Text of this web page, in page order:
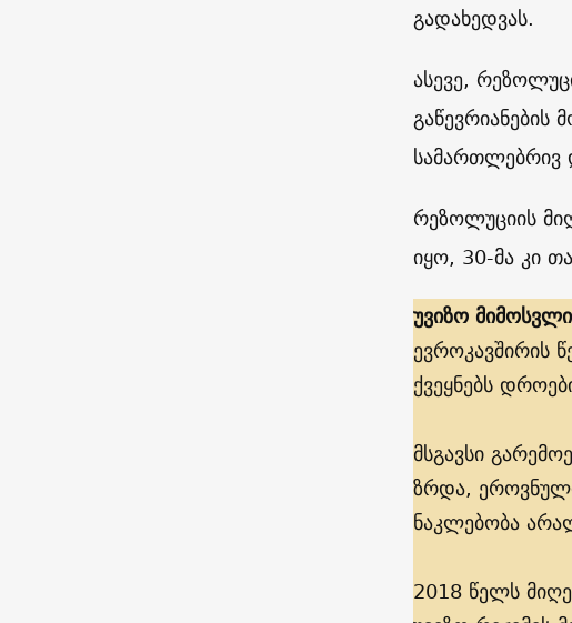
გადახედვას.
ასევე,
გაწევრიანების
სამართლებრივ
რეზოლუციის
იყო, 30-მა კი
უვიზო
ევროკავშირის
ქვეყნებს
მსგავსი
ზრდა,
ნაკლებობა
2018 წელს